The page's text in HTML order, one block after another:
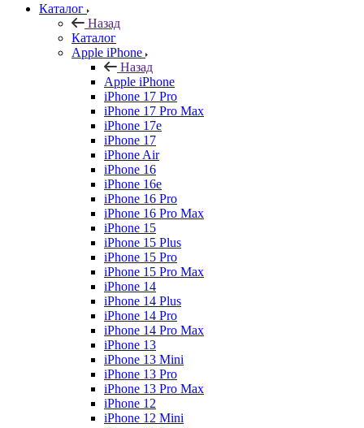
Каталог
Назад
Каталог
Apple iPhone
Назад
Apple iPhone
iPhone 17 Pro
iPhone 17 Pro Max
iPhone 17e
iPhone 17
iPhone Air
iPhone 16
iPhone 16e
iPhone 16 Pro
iPhone 16 Pro Max
iPhone 15
iPhone 15 Plus
iPhone 15 Pro
iPhone 15 Pro Max
iPhone 14
iPhone 14 Plus
iPhone 14 Pro
iPhone 14 Pro Max
iPhone 13
iPhone 13 Mini
iPhone 13 Pro
iPhone 13 Pro Max
iPhone 12
iPhone 12 Mini